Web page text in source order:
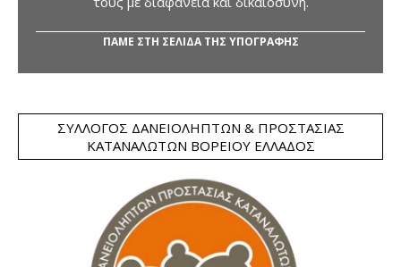
ΠΑΜΕ ΣΤΗ ΣΕΛΙΔΑ ΤΗΣ ΥΠΟΓΡΑΦΗΣ
ΣΎΛΛΟΓΟΣ ΔΑΝΕΙΟΛΗΠΤΏΝ & ΠΡΟΣΤΑΣΊΑΣ
ΚΑΤΑΝΑΛΩΤΏΝ ΒΟΡΕΊΟΥ ΕΛΛΆΔΟΣ